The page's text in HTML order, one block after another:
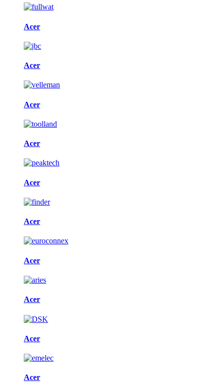
Acer
Acer
Acer
Acer
Acer
Acer
Acer
Acer
Acer
Acer